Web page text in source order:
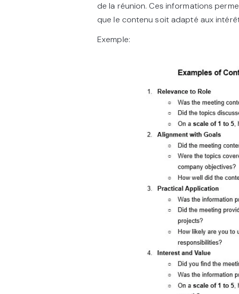
de la réunion. Ces informations
que le contenu soit adapté aux
Exemple: